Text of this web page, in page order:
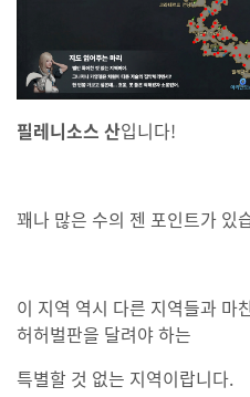
필레니소스 산입니다!
꽤나 많은 수의 젠 포인트가 있
이 지역 역시 다른 지역들과 마
허허벌판을 달려야 하는
특별할 것 없는 지역이랍니다.